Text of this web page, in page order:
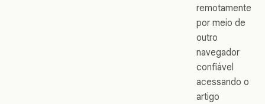
remotamente
por meio de
outro
navegador
confiável
acessando o
artigo